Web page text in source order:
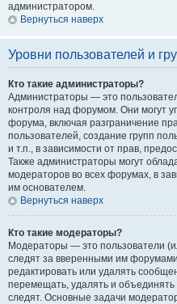
администратором.
Вернуться наверх
Уровни пользователей и
Кто такие администраторы?
Администраторы — это
контроля над форумом. Они могут
форума, включая разграничение
пользователей, создание групп
и т.п., в зависимости от прав,
Также администраторы могут
модераторов во всех форумах, в
им основателем.
Вернуться наверх
Кто такие модераторы?
Модераторы — это пользователи
следят за вверенными им
редактировать или удалять
перемещать, удалять и
следят. Основные задачи